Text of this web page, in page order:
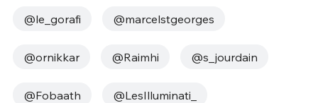
@le_gorafi @marcelstgeorges
@ornikkar @Raimhi @s_jourdain
@Fobaath @LesIlluminati_